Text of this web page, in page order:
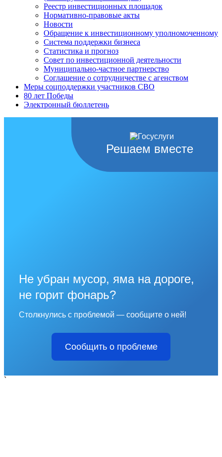
Реестр инвестиционных площадок
Нормативно-правовые акты
Новости
Обращение к инвестиционному уполномоченному
Система поддержки бизнеса
Статистика и прогноз
Совет по инвестиционной деятельности
Муниципально-частное партнерство
Соглашение о сотрудничестве с агенством
Меры соцподдержки участников СВО
80 лет Победы
Электронный бюллетень
Решаем вместе
Не убран мусор, яма на дороге,
не горит фонарь?
Столкнулись с проблемой — сообщите о ней!
Сообщить о проблеме
`